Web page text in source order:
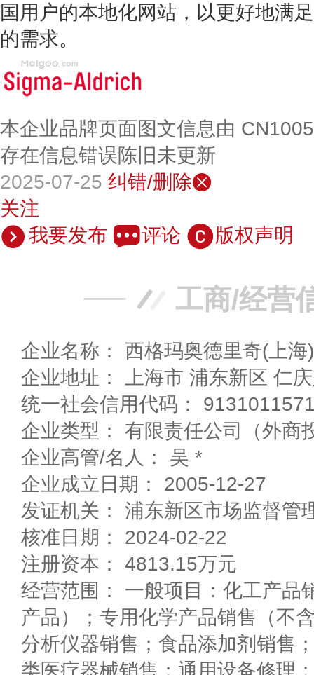
国用户的本地化网站，以更好地满
的需求。
本企业品牌页面图文信息由
存在信息错误陈旧未更新
2025-07-25 纠错/删除
关注
我要发布
评论 版权声明
工商/经营
企业名称： 西格玛奥德里奇(上
企业地址： 上海市 浦东新
统一社会信用代码：
企业类型： 有限责任公司（外商
企业高管/名人： 吴 *
企业成立日期： 2005-12-27
发证机关： 浦东新区市场监督管
核准日期： 2024-02-22
注册资本： 4813.15万元
经营范围： 一般项目：化工产品
产品）；专用化学产品销售（不
分析仪器销售；食品添加剂销售
类医疗器械销售；通用设备修理